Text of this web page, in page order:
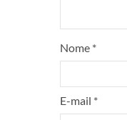
Nome *
E-mail *